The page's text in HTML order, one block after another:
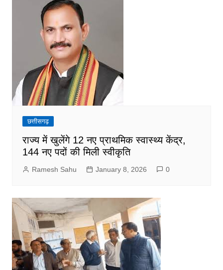
छत्तीसगढ़
राज्य में खुलेंगे 12 नए प्राथमिक स्वास्थ्य केंद्र,
144 नए पदों की मिली स्वीकृति
Ramesh Sahu January 8, 2026 0